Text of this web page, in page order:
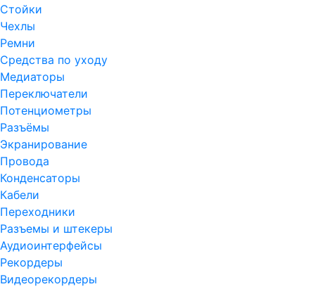
Стойки
Чехлы
Ремни
Средства по уходу
Медиаторы
Переключатели
Потенциометры
Разъёмы
Экранирование
Провода
Конденсаторы
Кабели
Переходники
Разъемы и штекеры
Аудиоинтерфейсы
Рекордеры
Видеорекордеры